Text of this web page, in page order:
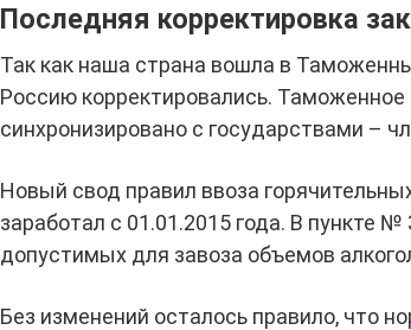
Последняя корректировка
Так как наша страна вошла в
Россию корректировались.
синхронизировано с государствами –
Новый свод правил ввоза
заработал с 01.01.2015 года. В пункте
допустимых для завоза объемов
Без изменений осталось правило, что